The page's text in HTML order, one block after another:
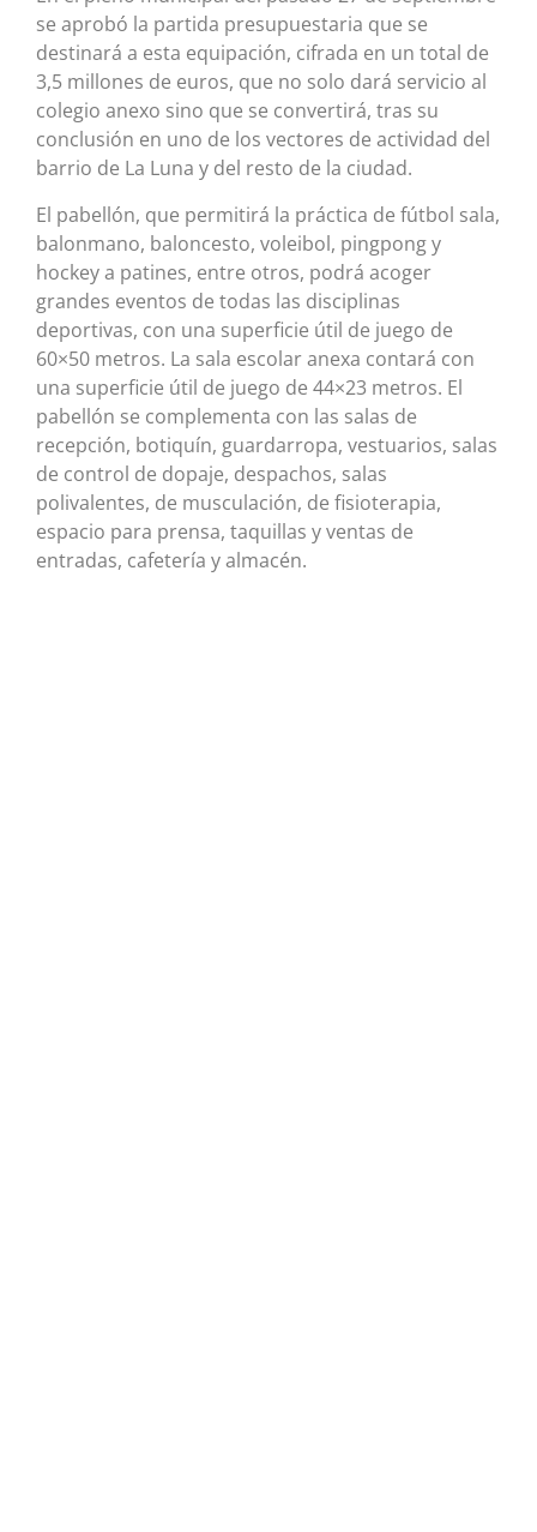
se aprobó la partida presupuestaria que se
destinará a esta equipación, cifrada en un total de
3,5 millones de euros, que no solo dará servicio al
colegio anexo sino que se convertirá, tras su
conclusión en uno de los vectores de actividad del
barrio de La Luna y del resto de la ciudad.
El pabellón, que permitirá la práctica de fútbol sala,
balonmano, baloncesto, voleibol, pingpong y
hockey a patines, entre otros, podrá acoger
grandes eventos de todas las disciplinas
deportivas, con una superficie útil de juego de
60×50 metros. La sala escolar anexa contará con
una superficie útil de juego de 44×23 metros. El
pabellón se complementa con las salas de
recepción, botiquín, guardarropa, vestuarios, salas
de control de dopaje, despachos, salas
polivalentes, de musculación, de fisioterapia,
espacio para prensa, taquillas y ventas de
entradas, cafetería y almacén.